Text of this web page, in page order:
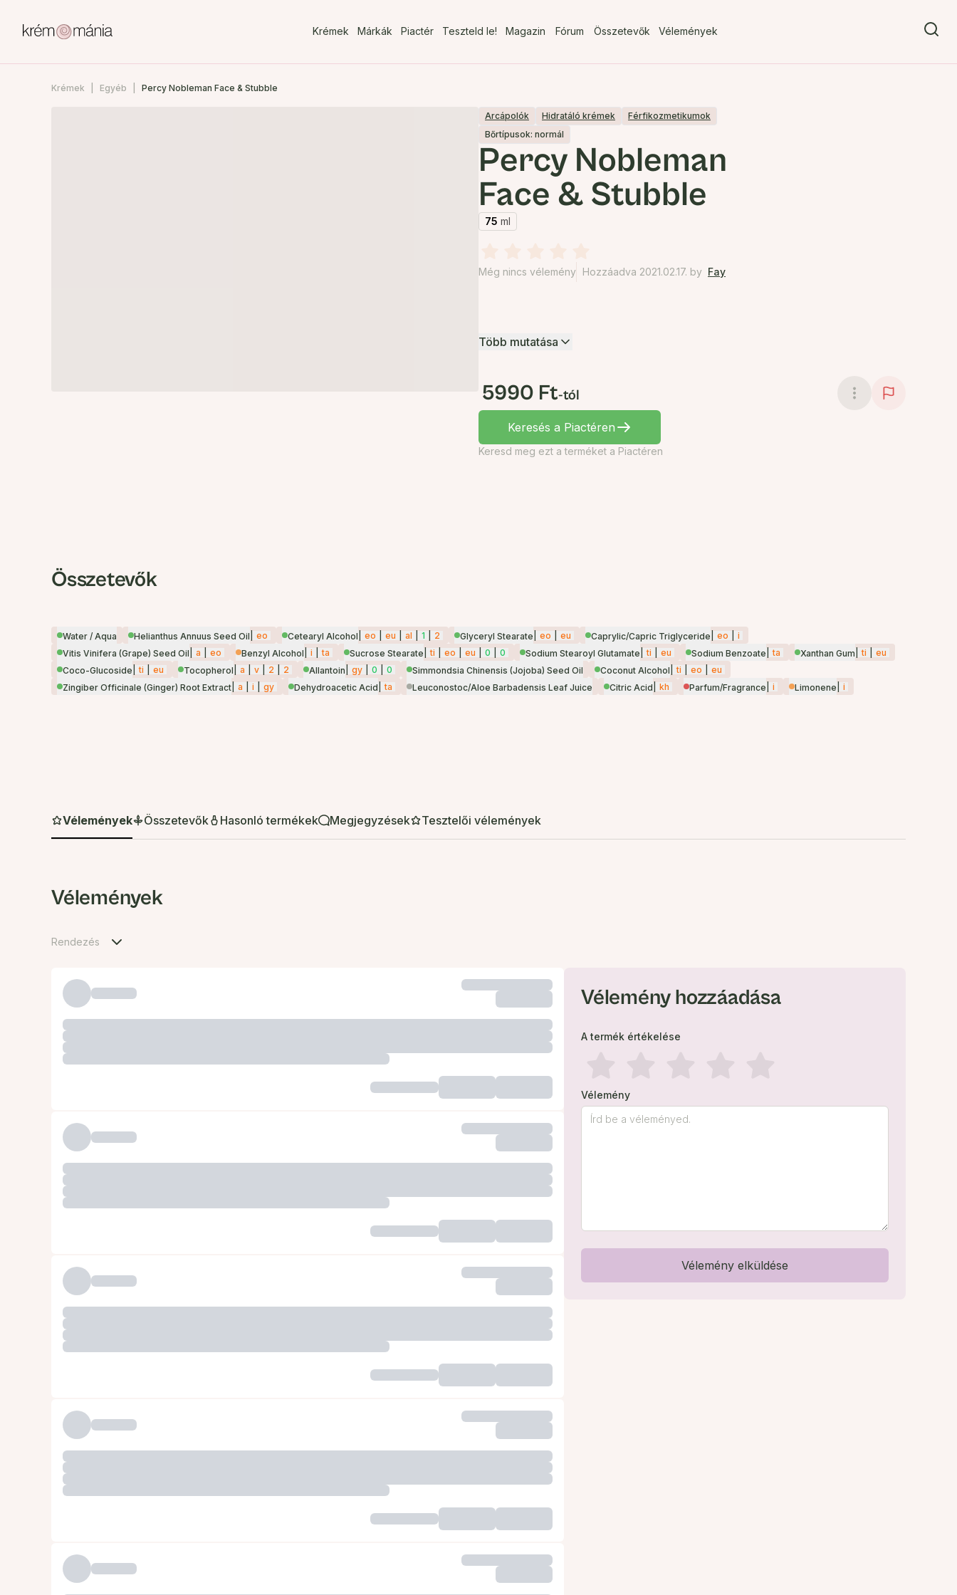
Krémek Márkák Piactér Teszteld le! Magazin Fórum Összetevők Vélemények
Krémek Egyéb Percy Nobleman Face & Stubble
Arcápolók Hidratáló krémek
Férfikozmetikumok
Bőrtípusok: normál
Percy Nobleman
Face & Stubble
75 ml
Még nincs vélemény Hozzáadva 2021.02.17. by Fay
Több mutatása
5990 Ft-tól
Keresés a Piactéren
Keresd meg ezt a terméket a Piactéren
Összetevők
Water / Aqua Helianthus Annuus Seed Oil eo Cetearyl Alcohol eo eu al 1 2 Glyceryl Stearate eo eu Caprylic/Capric Triglyceride eo
i
Vitis Vinifera (Grape) Seed Oil
a eo Benzyl Alcohol i ta Sucrose Stearate ti eo eu 0 0 Sodium Stearoyl Glutamate ti eu Sodium Benzoate ta Xanthan Gum ti
eu
Coco-Glucoside
ti eu Tocopherol a v 2 2 Allantoin gy 0 0 Simmondsia Chinensis (Jojoba) Seed Oil Coconut Alcohol ti eo
eu
Zingiber Officinale (Ginger) Root Extract a i gy Dehydroacetic Acid ta Leuconostoc/Aloe Barbadensis Leaf Juice Citric Acid kh Parfum/Fragrance i Limonene i
Vélemények Összetevők Hasonló termékek Megjegyzések Tesztelői vélemények
Vélemények
Rendezés
Vélemény hozzáadása
A termék értékelése
Vélemény
Vélemény elküldése